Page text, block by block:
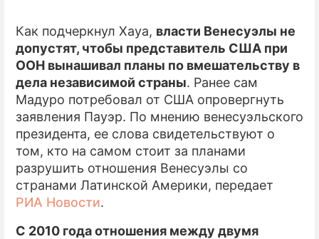
Как подчеркнул Хауа, власти Венесуэлы не
допустят, чтобы представитель США при
ООН вынашивал планы по вмешательству в
дела независимой страны. Ранее сам
Мадуро потребовал от США опровергнуть
заявления Пауэр. По мнению венесуэльского
президента, ее слова свидетельствуют о
том, кто на самом стоит за планами
разрушить отношения Венесуэлы со
странами Латинской Америки, передает
РИА Новости.
С 2010 года отношения между двумя